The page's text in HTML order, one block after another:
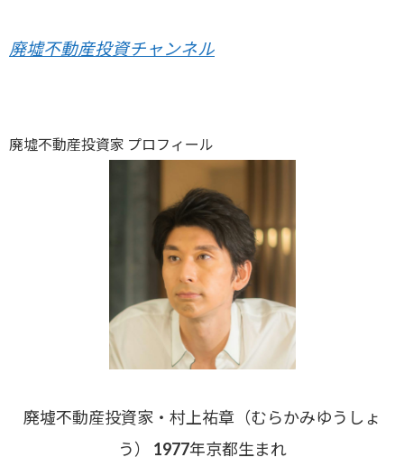
廃墟不動産投資チャンネル
廃墟不動産投資家 プロフィール
廃墟不動産投資家・村上祐章（むらかみゆうしょ
う） 1977年京都生まれ